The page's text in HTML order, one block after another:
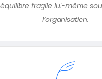
équilibre fragile lui-même
l’organisation.